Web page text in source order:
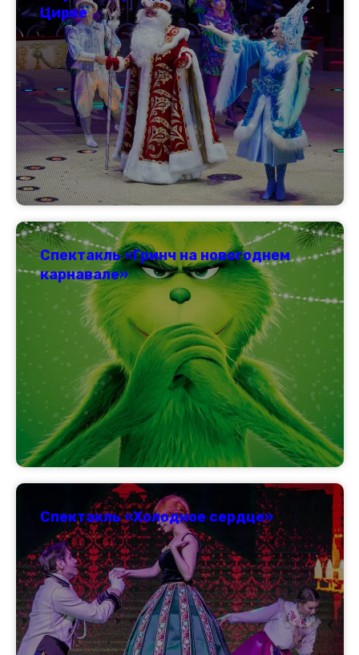
Цирке
Спектакль «Гринч на новогоднем
карнавале»
Спектакль «Холодное сердце»